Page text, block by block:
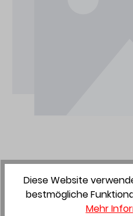
Diese Website
bestmögliche
Mehr